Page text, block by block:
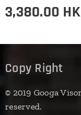
3,380.00
Copy Right
© 2019 Googa
reserved.